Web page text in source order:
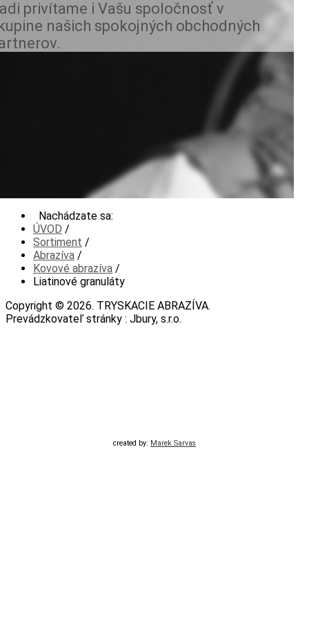
privítame i Vašu spoločnosť v
našich spokojných obchodných
Nachádzate sa:
ÚVOD /
Sortiment /
Abrazíva /
Kovové abrazíva /
Liatinové granuláty
Copyright © 2026. TRYSKACIE ABRAZÍVA.
Prevádzkovateľ stránky : Jbury, s.r.o.
created by: Marek Sarvas